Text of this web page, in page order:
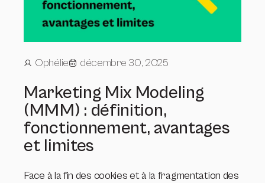
Ophélie décembre 30, 2025
Marketing Mix Modeling
(MMM) : définition,
fonctionnement, avantages
et limites
Face à la fin des cookies et à la fragmentation des